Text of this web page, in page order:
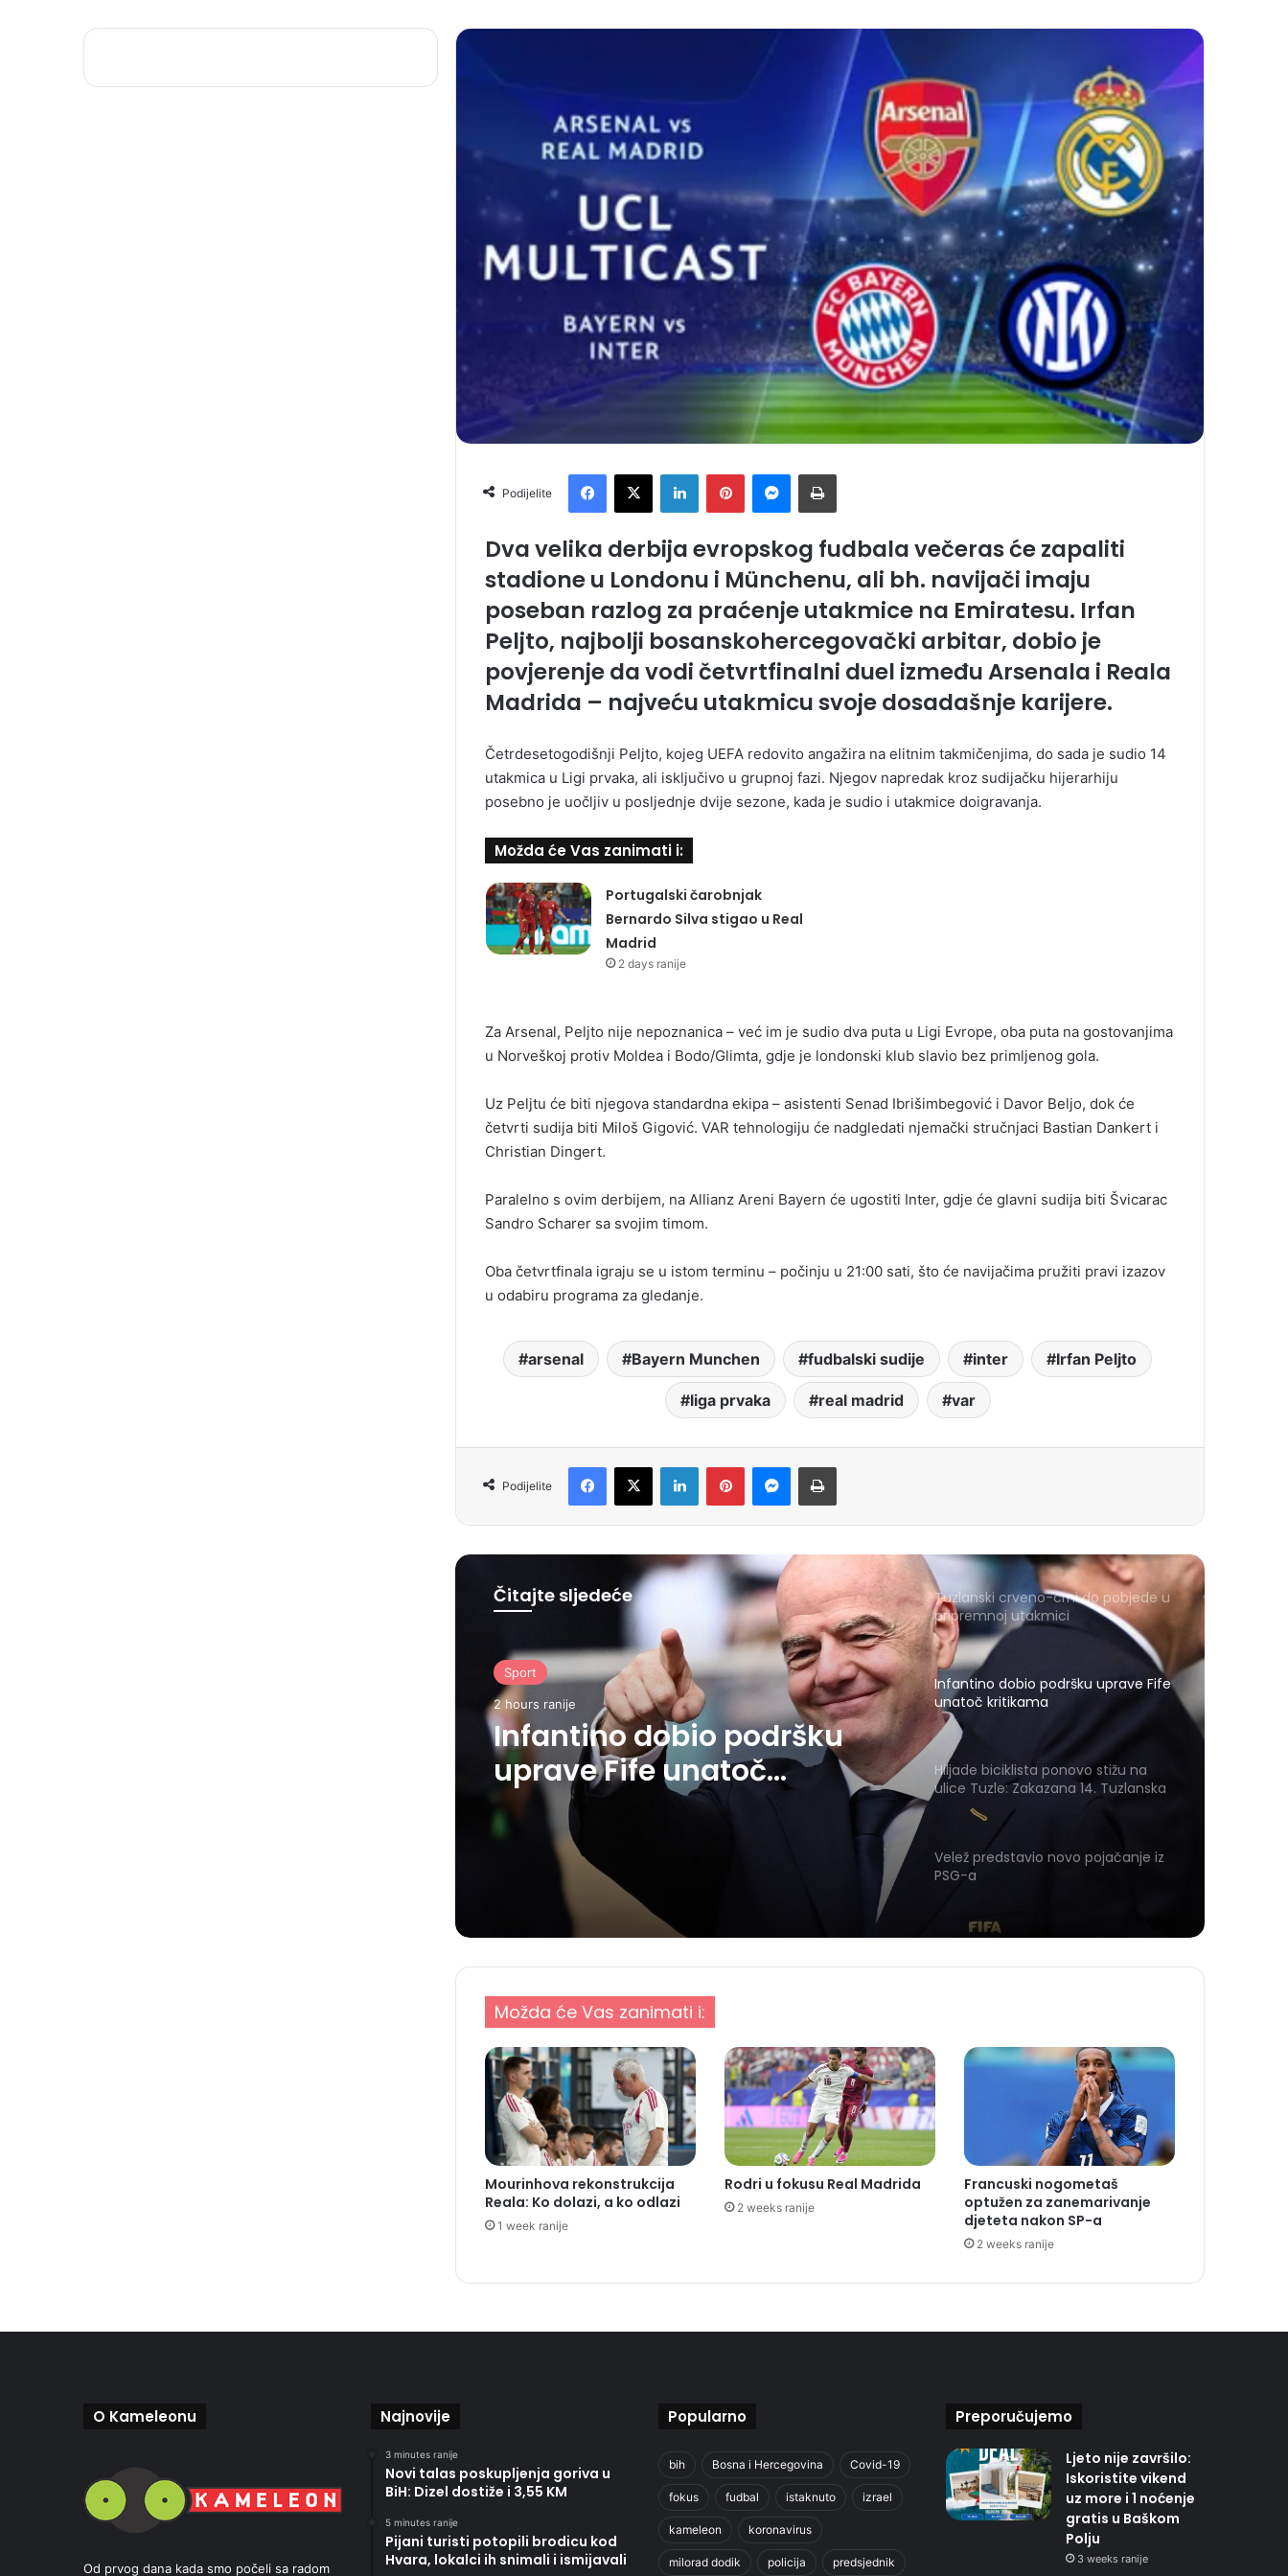
Podijelite
Dva velika derbija evropskog fudbala večeras će zapaliti
stadione u Londonu i Münchenu, ali bh. navijači imaju
poseban razlog za praćenje utakmice na Emiratesu. Irfan
Peljto, najbolji bosanskohercegovački arbitar, dobio je
povjerenje da vodi četvrtfinalni duel između Arsenala i Reala
Madrida – najveću utakmicu svoje dosadašnje karijere.
Četrdesetogodišnji Peljto, kojeg UEFA redovito angažira na elitnim takmičenjima, do sada je sudio 14
utakmica u Ligi prvaka, ali isključivo u grupnoj fazi. Njegov napredak kroz sudijačku hijerarhiju
posebno je uočljiv u posljednje dvije sezone, kada je sudio i utakmice doigravanja.
Možda će Vas zanimati i:
Portugalski čarobnjak
Bernardo Silva stigao u Real
Madrid
2 days ranije
Za Arsenal, Peljto nije nepoznanica – već im je sudio dva puta u Ligi Evrope, oba puta na gostovanjima
u Norveškoj protiv Moldea i Bodo/Glimta, gdje je londonski klub slavio bez primljenog gola.
Uz Peljtu će biti njegova standardna ekipa – asistenti Senad Ibrišimbegović i Davor Beljo, dok će
četvrti sudija biti Miloš Gigović. VAR tehnologiju će nadgledati njemački stručnjaci Bastian Dankert i
Christian Dingert.
Paralelno s ovim derbijem, na Allianz Areni Bayern će ugostiti Inter, gdje će glavni sudija biti Švicarac
Sandro Scharer sa svojim timom.
Oba četvrtfinala igraju se u istom terminu – počinju u 21:00 sati, što će navijačima pružiti pravi izazov
u odabiru programa za gledanje.
arsenal Bayern Munchen fudbalski sudije inter Irfan Peljto
liga prvaka real madrid var
Podijelite
Čitajte sljedeće
Sport
2 hours ranije
Infantino dobio podršku
uprave Fife unatoč
kritikama
Tuzlanski crveno-crni do pobjede u
pripremnoj utakmici
Infantino dobio podršku uprave Fife
unatoč kritikama
Hiljade biciklista ponovo stižu na
ulice Tuzle: Zakazana 14. Tuzlanska
biciklijada
Velež predstavio novo pojačanje iz
PSG-a
Možda će Vas zanimati i:
Mourinhova rekonstrukcija
Reala: Ko dolazi, a ko odlazi
1 week ranije
Rodri u fokusu Real Madrida
2 weeks ranije
Francuski nogometaš
optužen za zanemarivanje
djeteta nakon SP-a
2 weeks ranije
O Kameleonu
Od prvog dana kada smo počeli sa radom
Najnovije
3 minutes ranije
Novi talas poskupljenja goriva u
BiH: Dizel dostiže i 3,55 KM
5 minutes ranije
Pijani turisti potopili brodicu kod
Hvara, lokalci ih snimali i ismijavali
Popularno
bih Bosna i Hercegovina Covid-19
fokus fudbal istaknuto izrael
kameleon koronavirus
milorad dodik policija predsjednik
Preporučujemo
Ljeto nije završilo:
Iskoristite vikend
uz more i 1 noćenje
gratis u Baškom
Polju
3 weeks ranije